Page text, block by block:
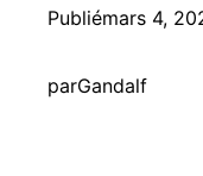
Publiémars 4,
parGandalf